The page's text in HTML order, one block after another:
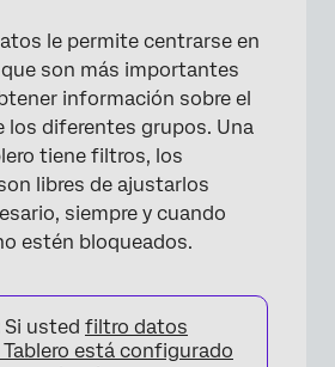
los filtros del Tablero y de
le permite centrarse en
son más importantes
información sobre el
los diferentes grupos. Una
tiene filtros, los
libres de ajustarlos
siempre y cuando
estén bloqueados.
Si usted filtro datos
está configurado